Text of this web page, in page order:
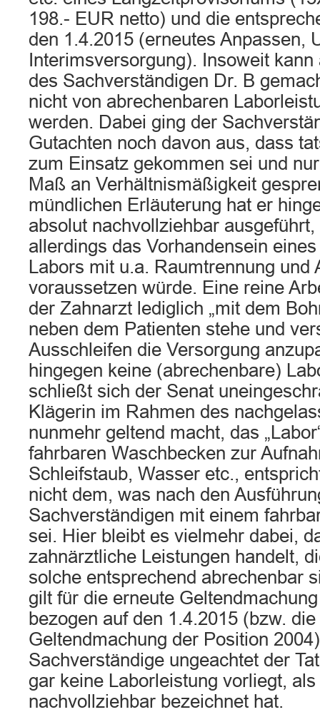
198.- EUR netto) und die
den 1.4.2015 (erneutes Anpassen,
Interimsversorgung). Insoweit
des Sachverständigen Dr. B
nicht von abrechenbaren
werden. Dabei ging der
Gutachten noch davon aus, dass
zum Einsatz gekommen sei und
Maß an Verhältnismäßigkeit
mündlichen Erläuterung hat er
absolut nachvollziehbar
allerdings das Vorhandensein
Labors mit u.a. Raumtrennung und
voraussetzen würde. Eine reine
der Zahnarzt lediglich „mit dem
neben dem Patienten stehe und
Ausschleifen die Versorgung
hingegen keine (abrechenbare)
schließt sich der Senat
Klägerin im Rahmen des
nunmehr geltend macht, das
fahrbaren Waschbecken zur
Schleifstaub, Wasser etc.,
nicht dem, was nach den
Sachverständigen mit einem
sei. Hier bleibt es vielmehr dabei,
zahnärztliche Leistungen handelt,
solche entsprechend abrechenbar
gilt für die erneute
bezogen auf den 1.4.2015 (bzw.
Geltendmachung der Position
Sachverständige ungeachtet der
gar keine Laborleistung vorliegt,
nachvollziehbar bezeichnet hat.